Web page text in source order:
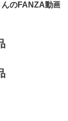
のFANZA動画